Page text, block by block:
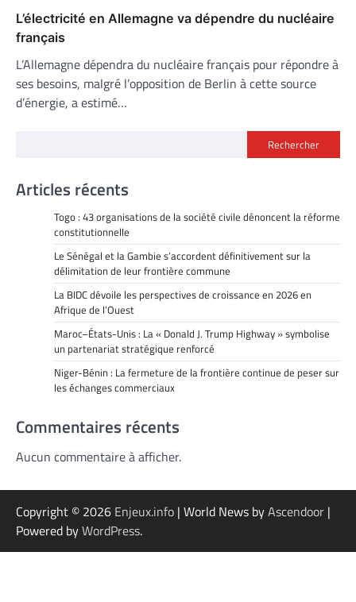
L’électricité en Allemagne va dépendre du nucléaire
français
L’Allemagne dépendra du nucléaire français pour répondre à
ses besoins, malgré l’opposition de Berlin à cette source
d’énergie, a estimé…
Rechercher
Articles récents
Togo : 43 organisations de la société civile dénoncent la réforme
constitutionnelle
Le Sénégal et la Gambie s’accordent définitivement sur la
délimitation de leur frontière commune
La BIDC dévoile les perspectives de croissance en 2026 en
Afrique de l’Ouest
Maroc–États-Unis : La « Donald J. Trump Highway » symbolise
un partenariat stratégique renforcé
Niger-Bénin : La fermeture de la frontière continue de peser sur
les échanges commerciaux
Commentaires récents
Aucun commentaire à afficher.
Copyright © 2026 Enjeux.info | World News byAscendoor |
Powered byWordPress.